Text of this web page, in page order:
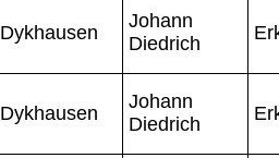
Dykhausen
Johann
Diedrich
Dykhausen
Johann
Diedrich